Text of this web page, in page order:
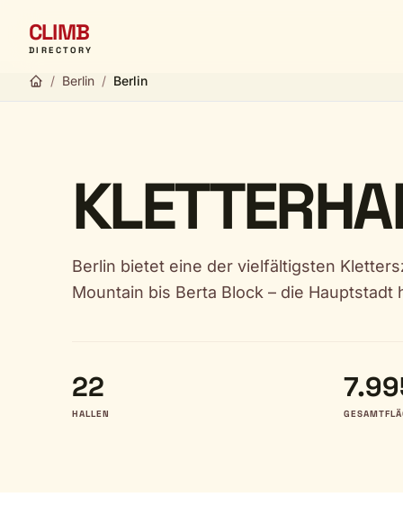
CLIMB
DIRECTORY
/ Berlin / Berlin
Berlin bietet eine der vielfältigsten
Mountain bis Berta Block – die Hauptstadt
22
HALLEN